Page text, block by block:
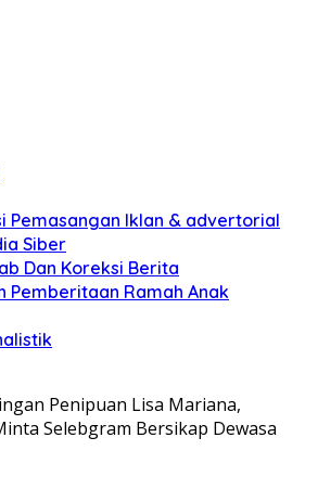
Pemasangan Iklan & advertorial
Siber
Dan Koreksi Berita
Pemberitaan Ramah Anak
Penipuan Lisa Mariana,
Selebgram Bersikap Dewasa